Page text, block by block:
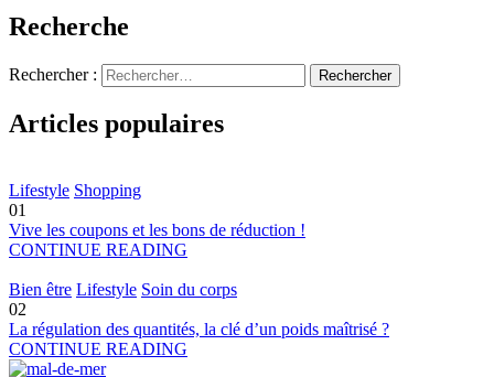
Recherche
Rechercher :
Articles populaires
Lifestyle Shopping
01
Vive les coupons et les bons de réduction !
CONTINUE READING
Bien être Lifestyle Soin du corps
02
La régulation des quantités, la clé d’un poids maîtrisé ?
CONTINUE READING